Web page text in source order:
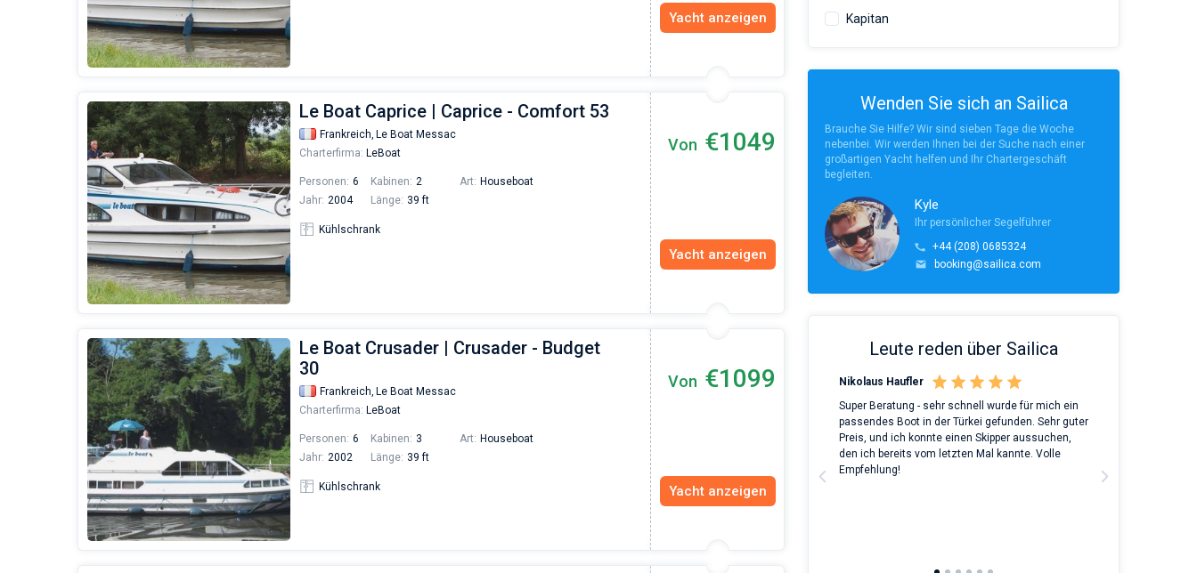
Yacht anzeigen
Le Boat Caprice | Caprice - Comfort 53
Frankreich, Le Boat Messac
Charterfirma: LeBoat
Personen: 6 Kabinen: 2 Art: Houseboat
Jahr: 2004 Länge: 39 ft
Kühlschrank
Von €1049
Yacht anzeigen
Le Boat Crusader | Crusader - Budget
30
Frankreich, Le Boat Messac
Charterfirma: LeBoat
Personen: 6 Kabinen: 3 Art: Houseboat
Jahr: 2002 Länge: 39 ft
Kühlschrank
Von €1099
Yacht anzeigen
Kapitan
Wenden Sie sich an Sailica
Brauche Sie Hilfe? Wir sind sieben Tage die Woche
nebenbei. Wir werden Ihnen bei der Suche nach einer
großartigen Yacht helfen und Ihr Chartergeschäft
begleiten.
Kyle
Ihr persönlicher Segelführer
+44 (208) 0685324
booking@sailica.com
Leute reden über Sailica
Excellent trip to Croatia! The trip was organized on
an excellent level since the very beginning - from
the yacht search to the trip itself. The team was
fast and responsive. Highly recommended to
everyone who wants to hang out with family on a
beautiful yacht or catamaran!
Nikolaus Haufler
Super Beratung - sehr schnell wurde für mich ein
passendes Boot in der Türkei gefunden. Sehr guter
Preis, und ich konnte einen Skipper aussuchen,
den ich bereits vom letzten Mal kannte. Volle
Empfehlung!